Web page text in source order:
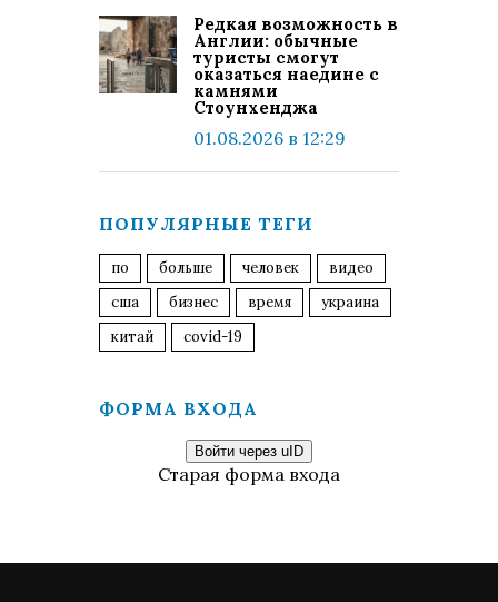
Редкая возможность в
Англии: обычные
туристы смогут
оказаться наедине с
камнями
Стоунхенджа
01.08.2026 в 12:29
ПОПУЛЯРНЫЕ ТЕГИ
по больше человек
видео
сша
бизнес время
украина
китай
covid-19
ФОРМА ВХОДА
Войти через uID
Старая форма входа